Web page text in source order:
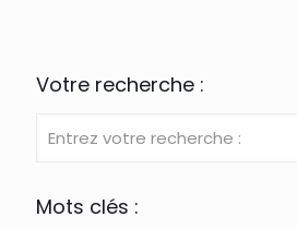
Votre recherche :
Mots clés :